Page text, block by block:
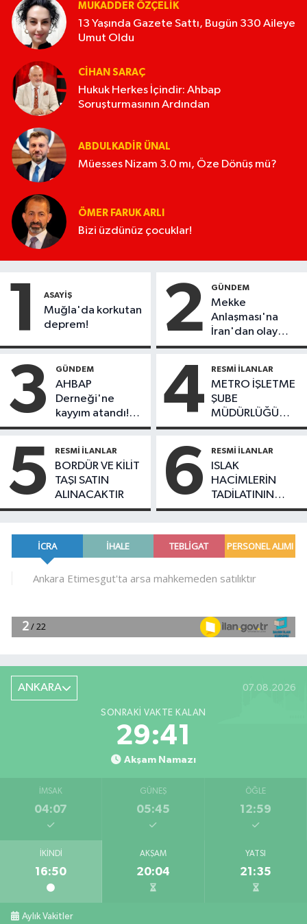
MUKADDER ÖZÇELIK
13 Yaşında Gazete Sattı, Bugün 330 Aileye
Umut Oldu
CIHAN SARAÇ
Hukuk Herkes İçindir: Ahbap
Soruşturmasının Ardından
ABDULKADIR ÜNAL
Müesses Nizam 3.0 mı, Öze Dönüş mü?
ÖMER FARUK ARLI
Bizi üzdünüz çocuklar!
1 ASAYIŞ
Muğla'da korkutan
deprem!
2 GÜNDEM
Mekke
Anlaşması'na
İran'dan olay
tepki:
düzeltin"
3 GÜNDEM
AHBAP
Derneği'ne
kayyım atandı!
Tüm faaliyetleri
4 RESMI İLANLAR
METRO İŞLETME
ŞUBE
MÜDÜRLÜĞÜ
CRRC ZELC
TREN CAMLARI
MAL ALIMI İŞİ
5 RESMI İLANLAR
BORDÜR VE KİLİT
TAŞI SATIN
ALINACAKTIR
6 RESMI İLANLAR
ISLAK
HACİMLERİN
TADİLATININ
REVİZYONU
YAPTIRILACAKTIR
ANKARA 07.08.2026
SONRAKI VAKTE KALAN
29:40
Akşam Namazı
İMSAK
04:07
GÜNEŞ
05:45
ÖĞLE
12:59
İKINDI
16:50
AKŞAM
20:04
YATSI
21:35
Aylık Vakitler